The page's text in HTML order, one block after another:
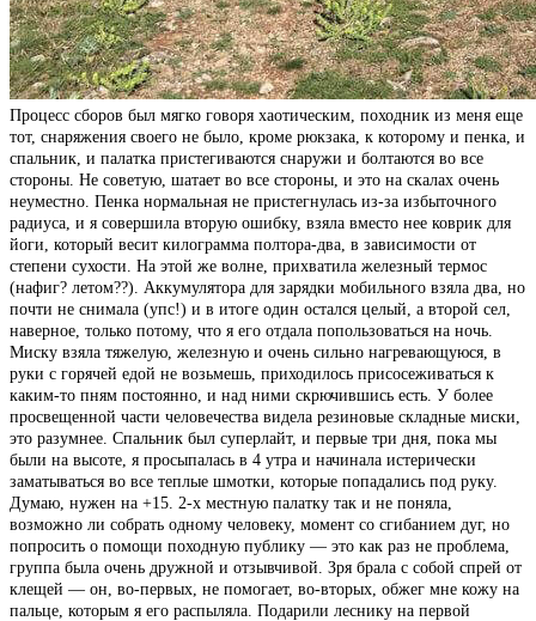
Процесс сборов был мягко говоря хаотическим, походник из меня еще
тот, снаряжения своего не было, кроме рюкзака, к которому и пенка, и
спальник, и палатка пристегиваются снаружи и болтаются во все
стороны. Не советую, шатает во все стороны, и это на скалах очень
неуместно. Пенка нормальная не пристегнулась из-за избыточного
радиуса, и я совершила вторую ошибку, взяла вместо нее коврик для
йоги, который весит килограмма полтора-два, в зависимости от
степени сухости. На этой же волне, прихватила железный термос
(нафиг? летом??). Аккумулятора для зарядки мобильного взяла два, но
почти не снимала (упс!) и в итоге один остался целый, а второй сел,
наверное, только потому, что я его отдала попользоваться на ночь.
Миску взяла тяжелую, железную и очень сильно нагревающуюся, в
руки с горячей едой не возьмешь, приходилось присосеживаться к
каким-то пням постоянно, и над ними скрючившись есть. У более
просвещенной части человечества видела резиновые складные миски,
это разумнее. Спальник был суперлайт, и первые три дня, пока мы
были на высоте, я просыпалась в 4 утра и начинала истерически
заматываться во все теплые шмотки, которые попадались под руку.
Думаю, нужен на +15. 2-х местную палатку так и не поняла,
возможно ли собрать одному человеку, момент со сгибанием дуг, но
попросить о помощи походную публику — это как раз не проблема,
группа была очень дружной и отзывчивой. Зря брала с собой спрей от
клещей — он, во-первых, не помогает, во-вторых, обжег мне кожу на
пальце, которым я его распыляла. Подарили леснику на первой